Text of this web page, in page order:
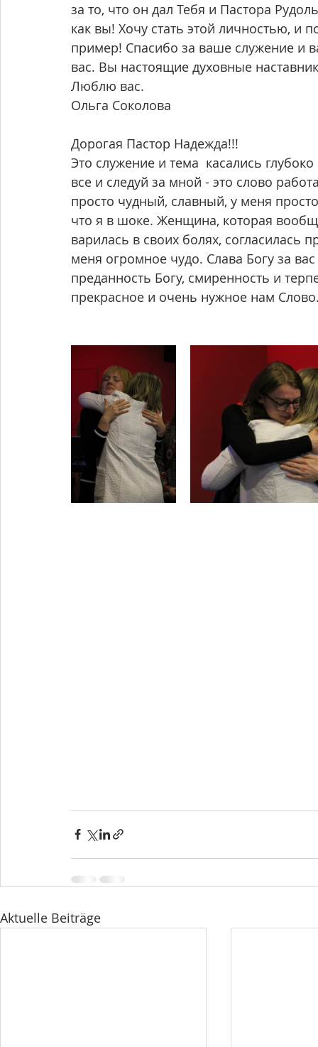
за то, что он дал Тебя и Пастора
как вы! Хочу стать этой личностью,
пример! Спасибо за ваше служение и
вас. Вы настоящие духовные
Люблю вас.
Ольга Соколова
Дорогая Пастор Надежда!!!
Это служение и тема  касались
все и следуй за мной - это слово
просто чудный, славный, у меня
что я в шоке. Женщина, которая
варилась в своих болях, согласилась
меня огромное чудо. Слава Богу за
преданность Богу, смиренность и
прекрасное и очень нужное нам
Aktuelle Beiträge